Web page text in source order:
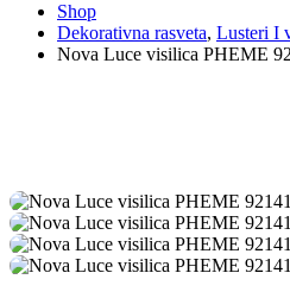
Shop
Dekorativna rasveta, Lusteri I
Nova Luce visilica PHEME